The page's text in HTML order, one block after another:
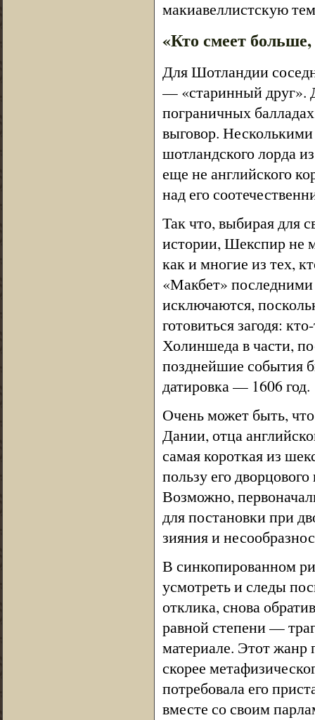
макиавеллистскую
«Кто смеет
Для Шотландии
— «старинный друг».
пограничных
выговор.
шотландского лорда
еще не английского
над его
Так что, выбирая для
истории, Шекспир не
как и многие из тех,
«Макбет» последними
исключаются,
готовиться загодя:
Холиншеда в части,
позднейшие события
датировка — 1606 год.
Очень может быть,
Дании, отца
самая короткая из
пользу его
Возможно,
для постановки при
зияния и
В синкопированном
усмотреть и следы
отклика, снова
равной степени —
материале. Этот
скорее
потребовала его
вместе со своим